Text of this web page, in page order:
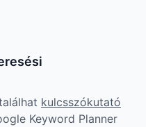
kulcsszókutató
Keyword Planner